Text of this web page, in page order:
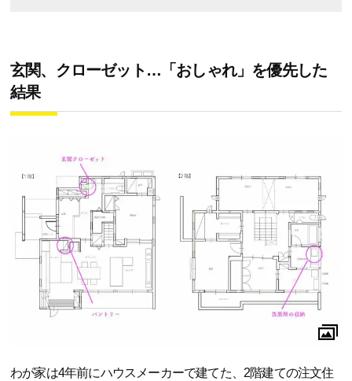
玄関、クローゼット…「おしゃれ」を優先した
結果
わが家は4年前にハウスメーカーで建てた、2階建ての注文住